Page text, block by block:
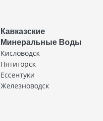
Кавказские
Минеральные Воды
Кисловодск
Пятигорск
Ессентуки
Железноводск